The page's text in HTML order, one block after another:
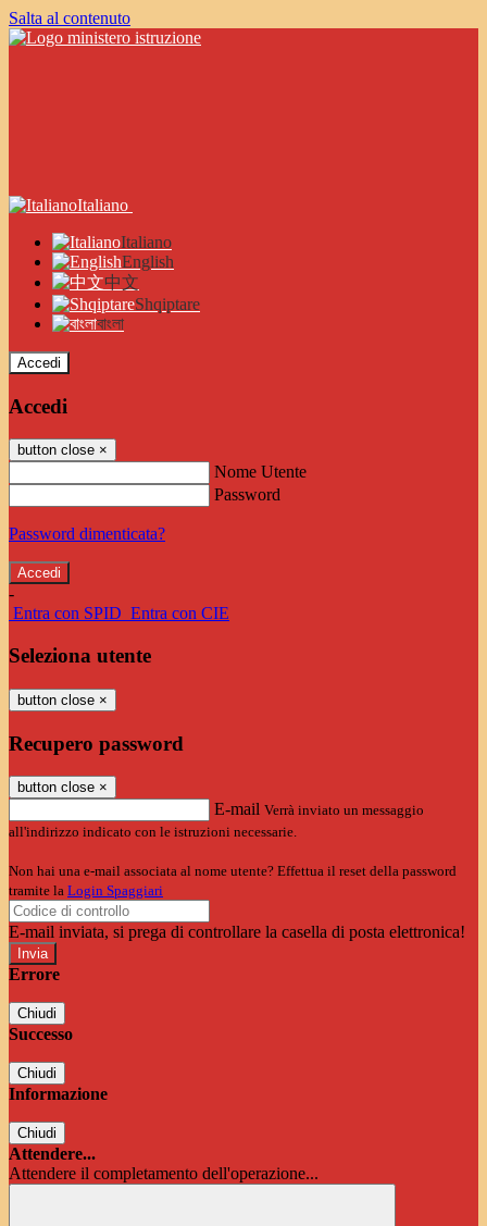
Salta al contenuto
Italiano
Italiano
English
中文
Shqiptare
বাংলা
Accedi
Accedi
button close ×
Nome Utente
Password
Password dimenticata?
-
Entra con SPID Entra con CIE
Seleziona utente
button close ×
Recupero password
button close ×
E-mail Verrà inviato un messaggio
all'indirizzo indicato con le istruzioni necessarie.
Non hai una e-mail associata al nome utente? Effettua il reset della password
tramite la Login Spaggiari
E-mail inviata, si prega di controllare la casella di posta elettronica!
Errore
Chiudi
Successo
Chiudi
Informazione
Chiudi
Attendere...
Attendere il completamento dell'operazione...